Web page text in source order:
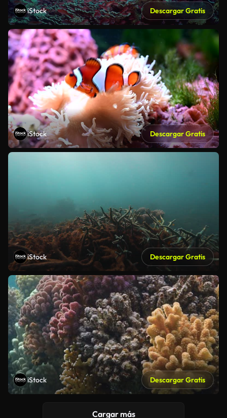
iStock Descargar Gratis
iStock Descargar Gratis
iStock Descargar Gratis
iStock Descargar Gratis
Cargar más